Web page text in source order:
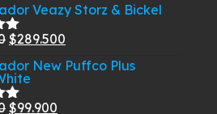
Veazy Storz & Bickel
El
precio
original
era:
$289.500
precio
New Puffco Plus
El
$99.900